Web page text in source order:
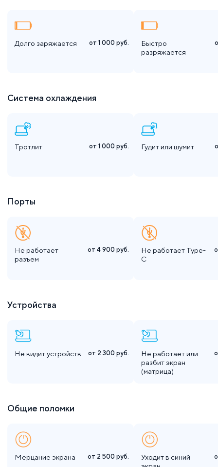
Долго заряжается от 1 000 руб.
Быстро
разряжается
Система охлаждения
Тротлит от 1 000 руб. Гудит или шумит
Порты
Не работает
разъем
от 4 900 руб.
Не работает Type-
C
Устройства
Не видит устройств от 2 300 руб.
Не работает или
разбит экран
(матрица)
Общие поломки
Мерцание экрана от 2 500 руб.
Уходит в синий